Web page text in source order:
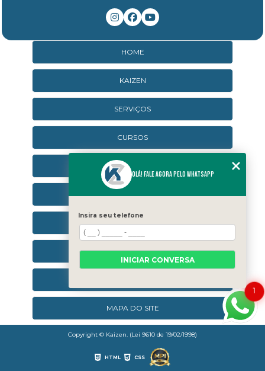
HOME
KAIZEN
SERVIÇOS
CURSOS
CURSOS ONLINE
AGENDA
CONTATO
CATEGORIAS
MAPA DO SITE
Copyright © Kaizen. (Lei 9610 de 19/02/1998)
HTML CSS
1
Olá! Fale agora pelo WhatsApp
Insira seu telefone
INICIAR CONVERSA